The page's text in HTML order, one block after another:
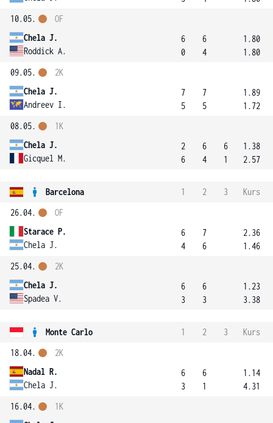
10.05.
Chela J.
Roddick A.
OF
6
0
6
4
1.80
1.80
09.05.
Chela J.
Andreev I.
2K
7
5
7
5
1.89
1.72
08.05.
Chela J.
Gicquel M.
1K
2
6
6
4
6
1
1.38
2.57
Barcelona 1 2 3
Kurs
26.04.
Starace P.
Chela J.
OF
6
4
7
6
2.36
1.46
25.04.
Chela J.
Spadea V.
2K
6
3
6
3
1.23
3.38
Monte Carlo 1 2 3
Kurs
18.04.
Nadal R.
Chela J.
2K
6
3
6
1
1.14
4.31
16.04.
1K